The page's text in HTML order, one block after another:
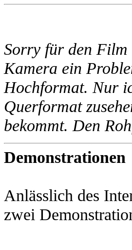
Sorry für den Film
Kamera ein
Hochformat. Nur
Querformat
bekommt. Den
Demonstrationen
Anlässlich des
zwei